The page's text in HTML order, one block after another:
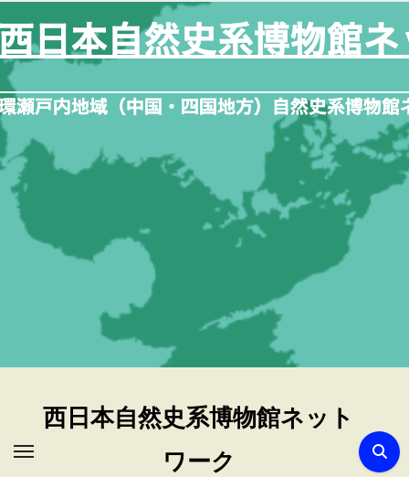
容
を
ス
キ
ッ
プ
西日本自然史系博物館ネット
ワーク